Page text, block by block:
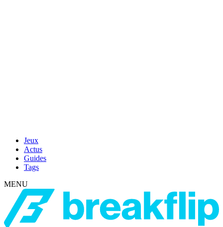
Jeux
Actus
Guides
Tags
MENU